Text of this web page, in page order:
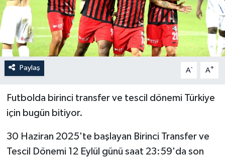
Paylaş A- A+
Futbolda birinci transfer ve tescil dönemi Türkiye
için bugün bitiyor.
30 Haziran 2025'te başlayan Birinci Transfer ve
Tescil Dönemi 12 Eylül günü saat 23:59'da son
OTOPARK
TEKNOLOJİ